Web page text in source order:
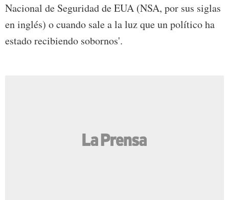
Nacional de Seguridad de EUA (NSA, por sus siglas
en inglés) o cuando sale a la luz que un político ha
estado recibiendo sobornos'.